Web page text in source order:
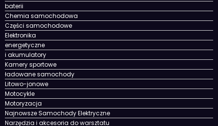
baterii
Chemia samochodowa
Części samochodowe
Elektronika
energetyczne
i akumulatory
Kamery sportowe
ładowane samochody
Litowo-jonowe
Motocykle
Motoryzacja
Najnowsze Samochody Elektryczne
Narzędzia i akcesoria do warsztatu